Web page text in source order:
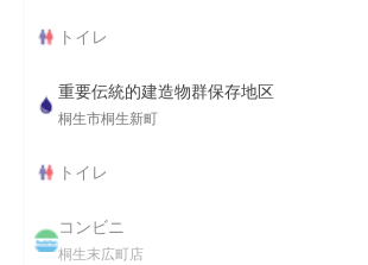
トイレ
重要伝統的建造物群保存地区
桐生市桐生新町
トイレ
コンビニ
桐生末広町店